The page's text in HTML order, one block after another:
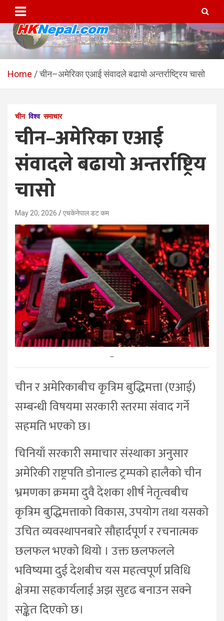
content
HKNepal.com – हङकङबाट
सञ्चालित पहिलो नेपाली अनलाईन
hknepal, hknepal.com, hk nepal, hk nepal com
Home चीन–अमेरिका एआई संवादले बढायो अन्तर्राष्ट्रिय चासो
चीन विश्व समाचार
चीन–अमेरिका एआई
संवादले बढायो अन्तर्राष्ट्रिय
चासो
May 20, 2026 एचकेनेपाल डट कम
–
चीन र अमेरिकाबीच कृत्रिम बुद्धिमत्ता (एआई)
सम्बन्धी विषयमा सरकारी स्तरमा संवाद गर्ने
सहमति भएको छ।
चिनियाँ सरकारी समाचार संस्थाका अनुसार
अमेरिकी राष्ट्रपति डोनाल्ड ट्रम्पको हालैको चीन
भ्रमणका क्रममा दुवै देशका शीर्ष नेतृत्वबीच
कृत्रिम बुद्धिमत्ताको विकास, उपयोग तथा यसको
उचित व्यवस्थापनबारे सौहार्दपूर्ण र रचनात्मक
छलफल भएको थियो । उक्त छलफलले
भविष्यमा दुई देशबीच यस महत्वपूर्ण प्रविधि
क्षेत्रमा सहकार्यलाई अझ सुदृढ बनाउन सक्ने
सङ्केत दिएको छ।